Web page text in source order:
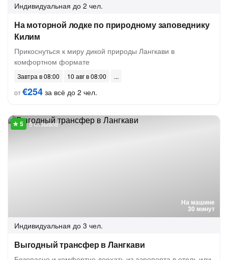
Индивидуальная до 2 чел.
На моторной лодке по природному заповеднику
Килим
Прикоснуться к миру дикой природы Лангкави в
комфортном формате
Завтра в 08:00
10 авг в 08:00
от€254 за всё до 2 чел.
На машине
30 минут
5 отзывов
Индивидуальная до 3 чел.
Выгодный трансфер в Лангкави